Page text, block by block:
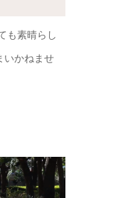
も素晴らし
いかねませ